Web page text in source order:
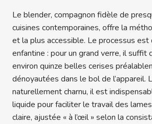
Le blender, compagnon fidèle de
cuisines contemporaines, offre la
et la plus accessible. Le processus est
enfantine : pour un grand verre, il suffit
environ quinze belles cerises
dénoyautées dans le bol de l’appareil.
naturellement charnu, il est
liquide pour faciliter le travail des
claire, ajustée « à l’œil » selon la